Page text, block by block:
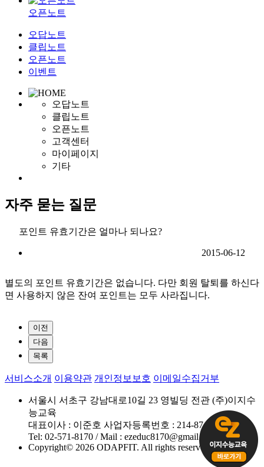
오픈노트
오답노트
클립노트
오픈노트
이벤트
오답노트
클립노트
오픈노트
고객센터
마이페이지
기타
자주 묻는 질문
포인트 유효기간은 얼마나 되나요?
2015-06-12
별도의 포인트 유효기간은 없습니다. 다만 회원 탈퇴를 하신다
면 사용하지 않은 잔여 포인트는 모두 사라집니다.
이전
다음
목록
서비스소개 이용약관 개인정보보호 이메일수집거부
서울시 서초구 강남대로10길 23 영빌딩 전관 (주)이지수
능교육
대표이사 : 이준호 사업자등록번호 : 214-87-58927
Tel: 02-571-8170 / Mail : ezeduc8170@gmail.com
Copyright© 2026 ODAPFIT. All rights reserved.